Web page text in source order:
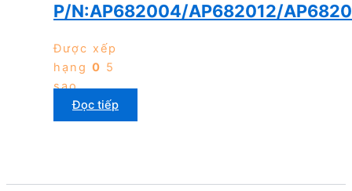
P/N:AP682004/AP682012/
Được xếp
hạng 0 5
sao
Đọc tiếp